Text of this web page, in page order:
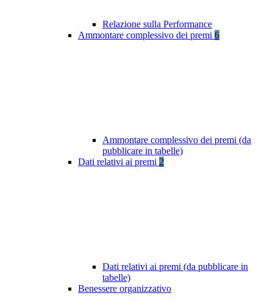
Relazione sulla Performance
Ammontare complessivo dei premi 6
Ammontare complessivo dei premi (da
pubblicare in tabelle)
Dati relativi ai premi 2
Dati relativi ai premi (da pubblicare in
tabelle)
Benessere organizzativo